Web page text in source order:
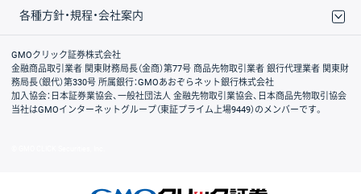
各種方針・規程・会社案内
取引規程・約款
サイトマップ
その他のご案内
個人情報保護方針
最良執行方針
サイトのご利用について
ディスクレイマー
信託保全
リスク説明
会社案内
GMOクリック証券株式会社
金融商品取引業者 関東財務局長（金商）第77号 商品先物取引業者 銀行代理業者 関東財
務局長（銀代）第330号 所属銀行：GMOあおぞらネット銀行株式会社
加入協会：日本証券業協会、一般社団法人 金融先物取引業協会、日本商品先物取引協会
当社はGMOインターネットグループ（東証プライム上場9449）のメンバーです。